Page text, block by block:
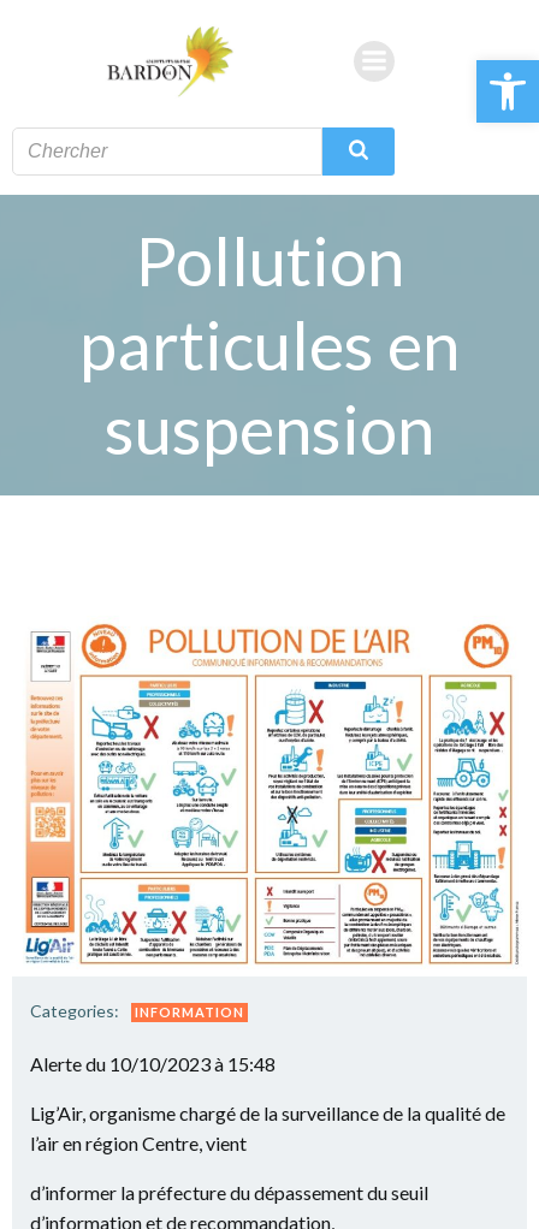
Ouvrir
Pollution
particules en
suspension
Categories: INFORMATION
Alerte du 10/10/2023 à 15:48
Lig’Air, organisme chargé de la surveillance de la qualité de
l’air en région Centre, vient
d’informer la préfecture du dépassement du seuil
d’information et de recommandation,